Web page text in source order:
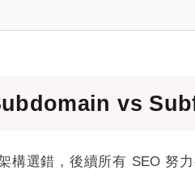
vs
構選錯，後續所有 SEO 努